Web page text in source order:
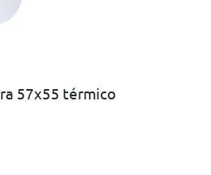
57x55 térmico